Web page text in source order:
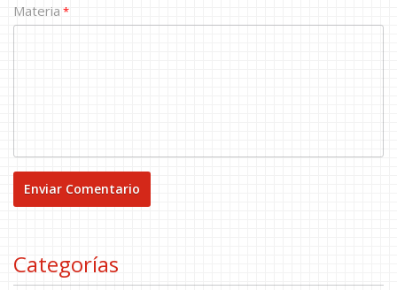
Materia *
Categorías